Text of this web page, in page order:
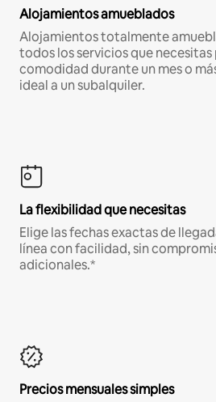
Alojamientos amueblados
Alojamientos totalmente
todos los servicios que
comodidad durante un mes o
ideal a un subalquiler.
La flexibilidad que necesitas
Elige las fechas exactas de
línea con facilidad, sin
adicionales.*
Precios mensuales simples